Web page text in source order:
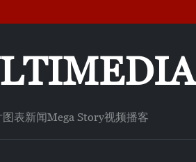
图表新闻Mega Story视频播客